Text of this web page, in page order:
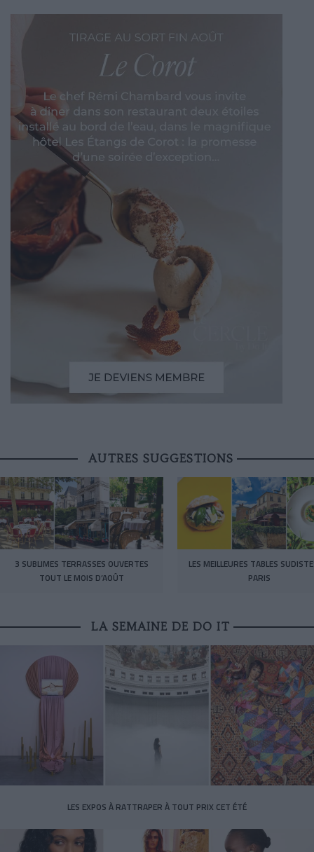
AUTRES SUGGESTIONS
3 SUBLIMES TERRASSES OUVERTES
TOUT LE MOIS D’AOÛT
LES MEILLEURES TABLES
PARIS
LA SEMAINE DE DO IT
LES EXPOS À RATTRAPER À TOUT PRIX CET ÉTÉ